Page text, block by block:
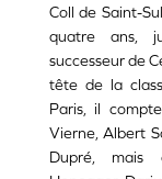
Coll de Saint-
quatre ans,
successeur de
tête de la
Paris, il
Vierne, Albert
Dupré, mais